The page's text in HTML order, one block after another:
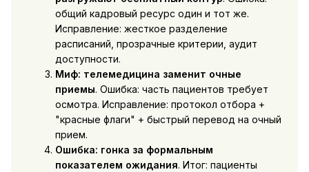
общий кадровый ресурс один и тот же.
Исправление: жесткое разделение
расписаний, прозрачные критерии, аудит
доступности.
Миф: телемедицина заменит очные
приемы. Ошибка: часть пациентов требует
осмотра. Исправление: протокол отбора +
"красные флаги" + быстрый перевод на очный
прием.
Ошибка: гонка за формальным
показателем ожидания. Итог: пациенты